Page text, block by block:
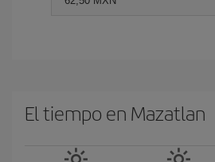
El tiempo en Mazatlan